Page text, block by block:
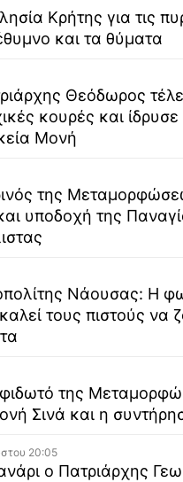
Κρήτης για τις
και τα θύματα
Θεόδωρος
κουρές και ίδρυσε
Μονή
της
υποδοχή της
Νάουσας: Η
τους πιστούς να
της
Σινά και η
20:05
ο Πατριάρχης